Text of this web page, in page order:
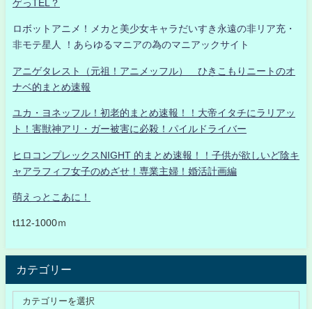
ゲっTEL？
ロボットアニメ！メカと美少女キャラだいすき永遠の非リア充・
非モテ星人 ！あらゆるマニアの為のマニアックサイト
アニゲタレスト（元祖！アニメッフル） ひきこもりニートのオ
ナベ的まとめ速報
ユカ・ヨネッフル！初老的まとめ速報！！大帝イタチにラリアッ
ト！害獣神アリ・ガー被害に必殺！パイルドライバー
ヒロコンプレックスNIGHT 的まとめ速報！！子供が欲しいど陰キ
ャアラフィフ女子のめざせ！専業主婦！婚活計画編
萌えっとこあに！
t112-1000ｍ
カテゴリー